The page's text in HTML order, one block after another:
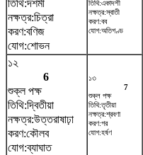
তিথি:দশমী
নক্ষত্র:চিত্রা
করণ:বণিজ
যোগ:শোভন
তিথি:একাদশী
নক্ষত্র:স্বাতী
করণ:বব
যোগ:অতিগণ্ড
১২
6
শুক্ল পক্ষ
তিথি:দ্বিতীয়া
নক্ষত্র:উত্তরাষাঢ়া
করণ:কৌলব
যোগ:ব্যাঘাত
১৩
7
শুক্ল পক্ষ
তিথি:তৃতীয়া
নক্ষত্র:শ্রবণা
করণ:গর
যোগ:হর্ষণ